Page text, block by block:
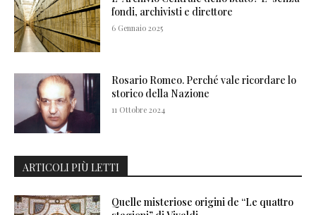
fondi, archivisti e direttore
6 Gennaio 2025
Rosario Romeo. Perché vale ricordare lo
storico della Nazione
11 Ottobre 2024
ARTICOLI PIÙ LETTI
Quelle misteriose origini de “Le quattro